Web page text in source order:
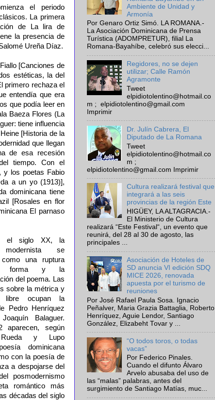
el periodo
La primera
de La lira de
la presencia de
Ureña Díaz.
[Canciones de
estéticas, la del
primero rechaza el
entendía que era
que podía leer en
Baeza Flores (La
tiene influencia
[Historia de la
que llegan
de esa recesión
tiempo. Con el
y los poetas Fabio
a un yo (1913)],
dominicana tiene
[Rosales en flor
El parnaso
el siglo XX, la
modernista se
como una ruptura
forma y la
del poema. Las
sobre la métrica y
libre ocupan la
Pedro Henríquez
Balaguer.
aparecen, según
Rueda y Lupo
dominicana
con la poesía de
a despojarse del
posmodernismo
romántico más
décadas del siglo
Ambiente de Unidad y
Armonía
Por Genaro Ortiz Simó. LA ROMANA.-
La Asociación Dominicana de Prensa
Turística (ADOMPRETUR), filial La
Romana-Bayahíbe, celebró sus elecci...
Regidores, no se dejen
utilizar; Calle Ramón
Agramonte
Tweet
elpidiotolentino@hotmail.co
m ; elpidiotolentino@gmail.com
Imprimir
Dr. Julín Cabrera, El
Diputado de La Romana
Tweet
elpidiotolentino@hotmail.co
m ;
elpidiotolentino@gmail.com Imprimir
Cultura realizará festival que
integrará a las seis
provincias de la región Este
HIGÜEY, LA ALTAGRACIA.-
El Ministerio de Cultura
realizará “Este Festival“, un evento que
reunirá, del 28 al 30 de agosto, las
principales ...
Asociación de Hoteles de
SD anuncia VI edición SDQ
MICE 2026, renovada
apuesta por el turismo de
reuniones
Por José Rafael Paula Sosa. Ignacio
Peñalver, Maria Grazia Battaglia, Roberto
Henríquez, Aguie Lendor, Santiago
González, Elizabeht Tovar y ...
“O todos toros, o todas
vacas”
Por Federico Pinales.
Cuando el difunto Álvaro
Arvelo abusaba del uso de
las “malas” palabras, antes del
surgimiento de Santiago Matías, muc...